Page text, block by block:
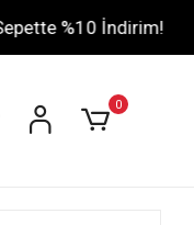
İndirim! •
0